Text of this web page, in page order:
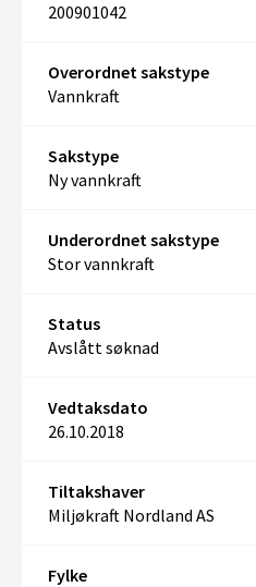
200901042
Overordnet sakstype
Vannkraft
Sakstype
Ny vannkraft
Underordnet sakstype
Stor vannkraft
Status
Avslått søknad
Vedtaksdato
26.10.2018
Tiltakshaver
Miljøkraft Nordland AS
Fylke